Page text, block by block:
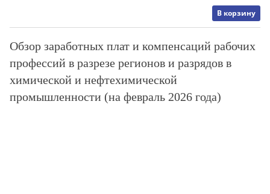
В корзину
Обзор заработных плат и компенсаций рабочих
профессий в разрезе регионов и разрядов в
химической и нефтехимической
промышленности (на февраль 2026 года)